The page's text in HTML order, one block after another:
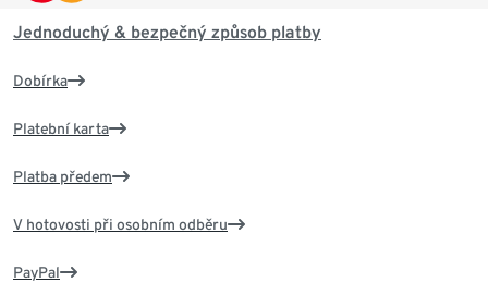
Jednoduchý & bezpečný způsob platby
Dobírka
Platební karta
Platba předem
V hotovosti při osobním odběru
PayPal